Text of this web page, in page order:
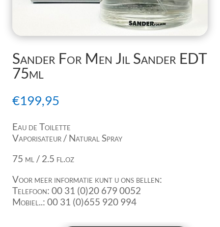
Sander For Men Jil Sander EDT
75ml
€199,95
Eau de Toilette
Vaporisateur / Natural Spray
75 ml / 2.5 fl.oz
Voor meer informatie kunt u ons bellen:
Telefoon: 00 31 (0)20 679 0052
Mobiel..: 00 31 (0)655 920 994